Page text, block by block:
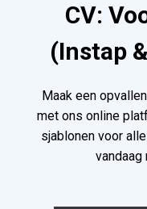
CV:
(Instap
Maak een
met ons online
sjablonen voor
vandaag